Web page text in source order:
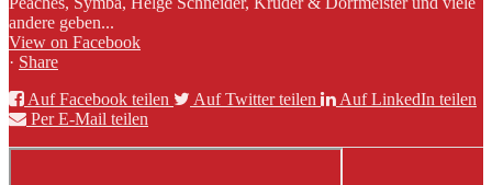
andere geben...
View on Facebook
· Share
Auf Facebook teilen
Auf Twitter teilen
Auf LinkedIn teilen
Per E-Mail teilen